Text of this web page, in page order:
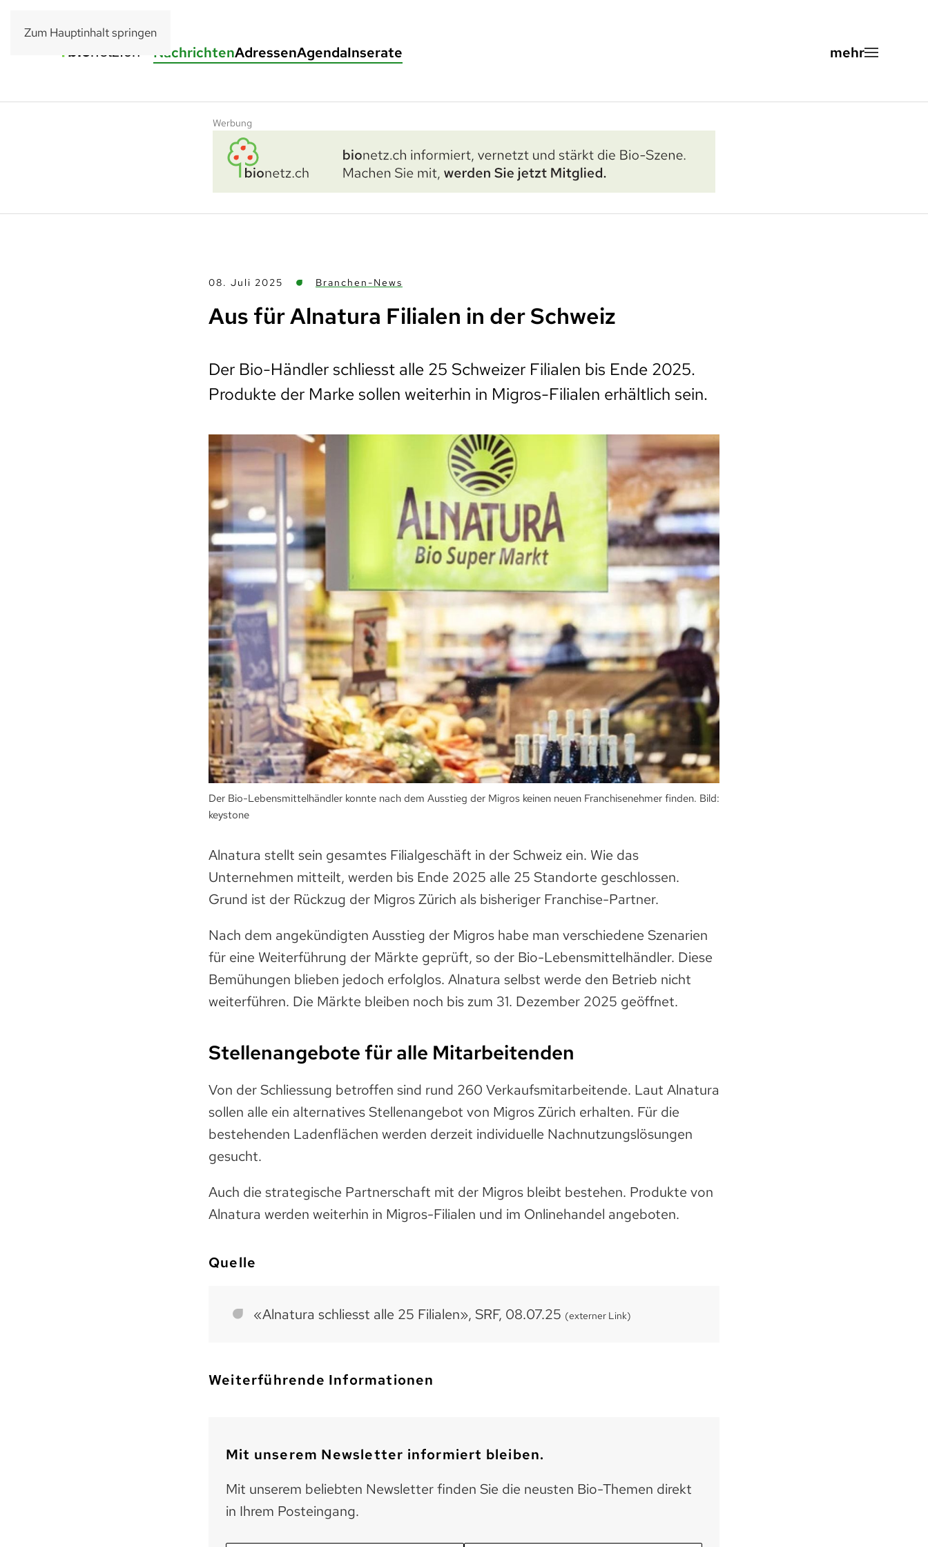
Zum Hauptinhalt springen
NachrichtenAdressenAgendaInserate
Werbung
08. Juli 2025 Branchen-News
Aus für Alnatura Filialen in der Schweiz
Der Bio-Händler schliesst alle 25 Schweizer Filialen bis Ende 2025.
Produkte der Marke sollen weiterhin in Migros-Filialen erhältlich sein.
Der Bio-Lebensmittelhändler konnte nach dem Ausstieg der Migros keinen neuen Franchisenehmer finden. Bild:
keystone
Alnatura stellt sein gesamtes Filialgeschäft in der Schweiz ein. Wie das
Unternehmen mitteilt, werden bis Ende 2025 alle 25 Standorte geschlossen.
Grund ist der Rückzug der Migros Zürich als bisheriger Franchise-Partner.
Nach dem angekündigten Ausstieg der Migros habe man verschiedene Szenarien
für eine Weiterführung der Märkte geprüft, so der Bio-Lebensmittelhändler. Diese
Bemühungen blieben jedoch erfolglos. Alnatura selbst werde den Betrieb nicht
weiterführen. Die Märkte bleiben noch bis zum 31. Dezember 2025 geöffnet.
Stellenangebote für alle Mitarbeitenden
Von der Schliessung betroffen sind rund 260 Verkaufsmitarbeitende. Laut Alnatura
sollen alle ein alternatives Stellenangebot von Migros Zürich erhalten. Für die
bestehenden Ladenflächen werden derzeit individuelle Nachnutzungslösungen
gesucht.
Auch die strategische Partnerschaft mit der Migros bleibt bestehen. Produkte von
Alnatura werden weiterhin in Migros-Filialen und im Onlinehandel angeboten.
Quelle
«Alnatura schliesst alle 25 Filialen», SRF, 08.07.25 (externer Link)
Weiterführende Informationen
Mit unserem Newsletter informiert bleiben.
Mit unserem beliebten Newsletter finden Sie die neusten Bio-Themen direkt
in Ihrem Posteingang.